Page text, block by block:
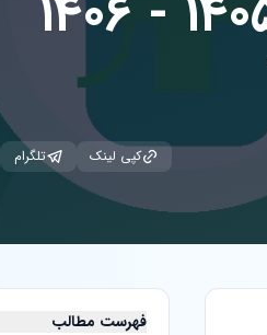
کپی لینک تلگرام
فهرست مطالب